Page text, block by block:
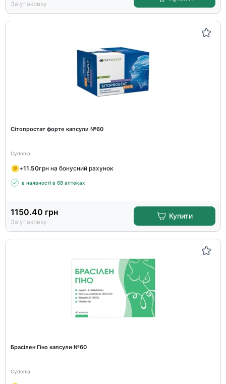
За упаковку
Сітопростат форте капсули №60
Cydonia
+11.50грн на бонусний рахунок
в наявності в 68 аптеках
1150.40 грн
За упаковку
Купити
Брасілен Гіно капсули №60
Cydonia